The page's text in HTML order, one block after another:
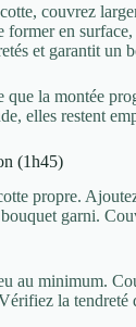
couvrez
former en
et garantit un
que la montée
elles restent
(1h45)
propre.
garni.
au minimum.
la tendreté